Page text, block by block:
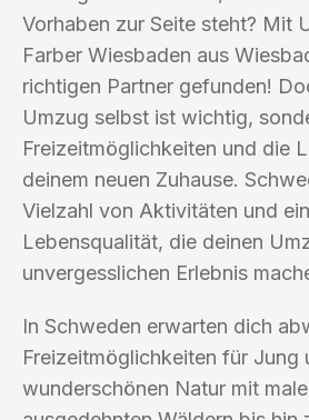
Vorhaben zur Seite steht? Mit
Farber Wiesbaden aus
richtigen Partner gefunden!
Umzug selbst ist wichtig,
Freizeitmöglichkeiten und die
deinem neuen Zuhause.
Vielzahl von Aktivitäten und
Lebensqualität, die deinen
unvergesslichen Erlebnis
In Schweden erwarten dich
Freizeitmöglichkeiten für Jung
wunderschönen Natur mit